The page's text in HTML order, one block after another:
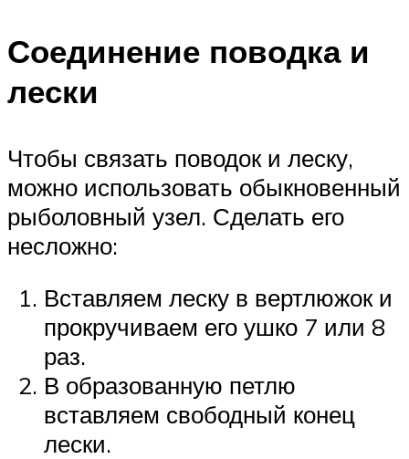
Соединение поводка и
лески
Чтобы связать поводок и леску,
можно использовать обыкновенный
рыболовный узел. Сделать его
несложно:
Вставляем леску в вертлюжок и
прокручиваем его ушко 7 или 8
раз.
В образованную петлю
вставляем свободный конец
лески.